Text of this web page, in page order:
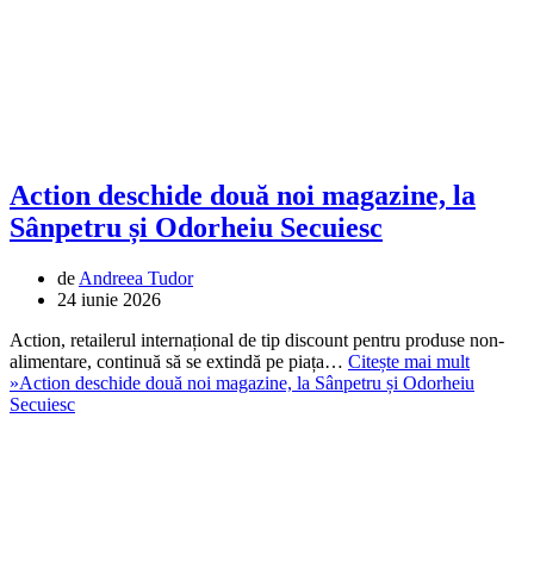
Action deschide două noi magazine, la
Sânpetru și Odorheiu Secuiesc
de Andreea Tudor
24 iunie 2026
Action, retailerul internațional de tip discount pentru produse non-
alimentare, continuă să se extindă pe piața… Citește mai mult
»Action deschide două noi magazine, la Sânpetru și Odorheiu
Secuiesc